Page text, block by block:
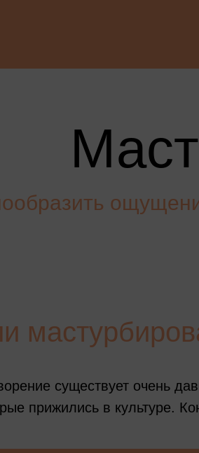
существует очень
прижились в культуре.